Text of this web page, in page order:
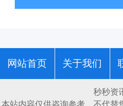
网站首页 关于我们
秒秒资